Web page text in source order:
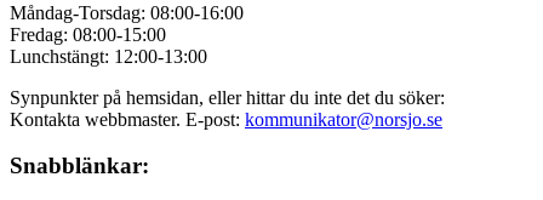
Måndag-Torsdag: 08:00-16:00
Fredag: 08:00-15:00
Lunchstängt: 12:00-13:00
Synpunkter på hemsidan, eller hittar du inte det du söker:
Kontakta webbmaster. E-post: kommunikator@norsjo.se
Snabblänkar: